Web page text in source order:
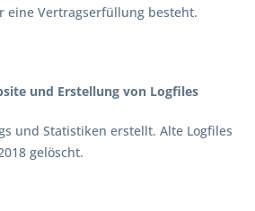
eine Vertragserfüllung besteht.
und Erstellung von Logfiles
und Statistiken erstellt. Alte Logfiles
gelöscht.